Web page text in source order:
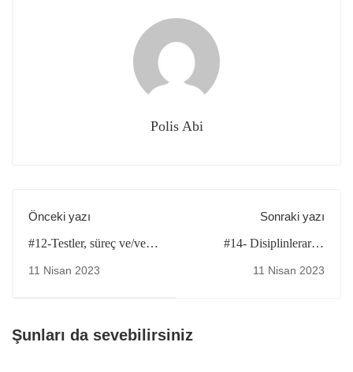
Polis Abi
Önceki yazı
#12-Testler, süreç ve/veya
yapın
11 Nisan 2023
Sonraki yazı
#14- Disiplinlerarası
ve hareketlilik eğitimini
11 Nisan 2023
Şunları da sevebilirsiniz